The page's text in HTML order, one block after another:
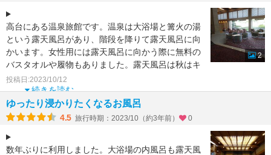
高台にある温泉旅館です。温泉は大浴場と篝火の湯
という露天風呂があり、階段を降りて露天風呂に向
かいます。女性用には露天風呂に向かう際に無料の
バスタオルや履物もありました。露天風呂は秋はキ
ンモクセイの木が
続きを読む
投稿日:2023/10/12
2
ゆったり浸かりたくなるお風呂
4.5 旅行時期：2023/10（約3年前） 0
数年ぶりに利用しました。大浴場の内風呂も露天風